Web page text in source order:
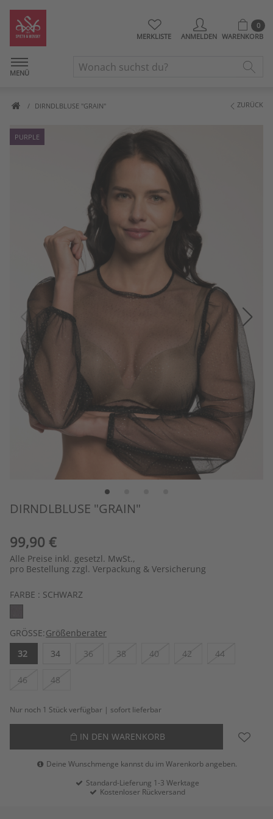
MERKLISTE ANMELDEN
0
WARENKORB
MENÜ
DIRNDLBLUSE "GRAIN" ZURÜCK
Artikelbilder überspringen
PURPLE
DIRNDLBLUSE "GRAIN"
99,90 €
Alle Preise inkl. gesetzl. MwSt.,
pro Bestellung zzgl. Verpackung & Versicherung
FARBE : SCHWARZ
GRÖSSE:Größenberater
32
34 36 38 40 42 44
46 48
Nur noch 1 Stück verfügbar | sofort lieferbar
IN DEN WARENKORB
Deine Wunschmenge kannst du im Warenkorb angeben.
Standard-Lieferung 1-3 Werktage
Kostenloser Rückversand